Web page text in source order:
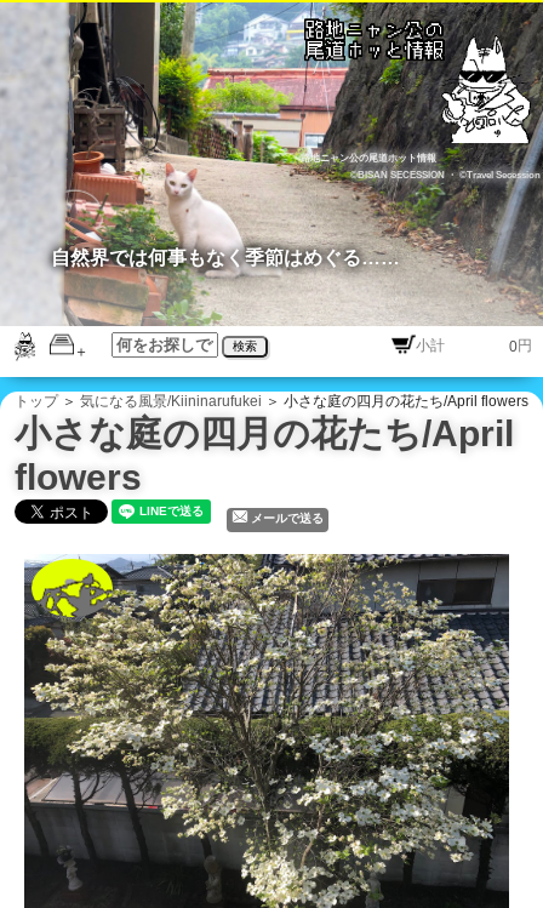
路地ニャン公の尾道ホット情報
©BISAN SECESSION
・©Travel Secession
検索 円
自然界では何事もなく季節はめぐる……
トップ＞ 気になる風景/Kiininarufukei ＞ 小さな庭の四月の花たち/April flowers
小さな庭の四月の花たち/April
flowers
メールで送る